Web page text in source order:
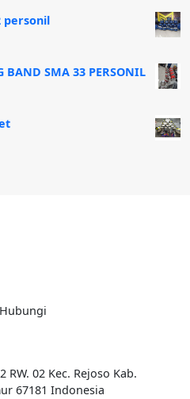
personil
BAND SMA 33 PERSONIL
RW. 02 Kec. Rejoso Kab.
67181 Indonesia